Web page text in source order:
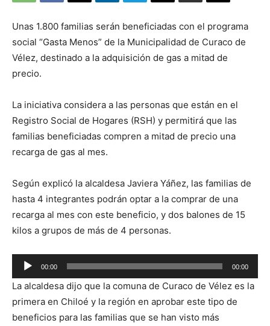
Unas 1.800 familias serán beneficiadas con el programa
social “Gasta Menos” de la Municipalidad de Curaco de
Vélez, destinado a la adquisición de gas a mitad de
precio.
La iniciativa considera a las personas que están en el
Registro Social de Hogares (RSH) y permitirá que las
familias beneficiadas compren a mitad de precio una
recarga de gas al mes.
Según explicó la alcaldesa Javiera Yáñez, las familias de
hasta 4 integrantes podrán optar a la comprar de una
recarga al mes con este beneficio, y dos balones de 15
kilos a grupos de más de 4 personas.
Reproductor
de
audio
00:00 00:00
La alcaldesa dijo que la comuna de Curaco de Vélez es la
primera en Chiloé y la región en aprobar este tipo de
beneficios para las familias que se han visto más